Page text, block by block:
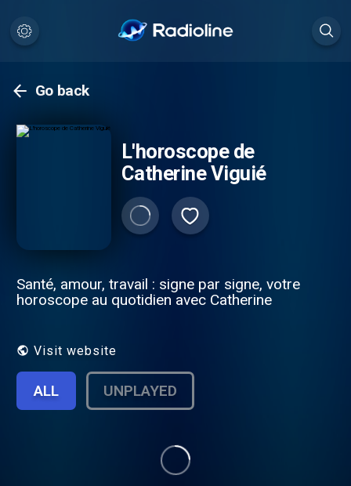
Go back
L'horoscope de
Catherine Viguié
Santé, amour, travail : signe par signe, votre
horoscope au quotidien avec Catherine
Visit website
ALL UNPLAYED